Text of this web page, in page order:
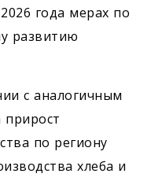
года мерах по
развитию
с аналогичным
по региону
хлеба и